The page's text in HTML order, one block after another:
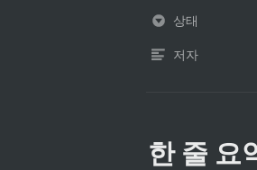
상태
저자
한 줄 요